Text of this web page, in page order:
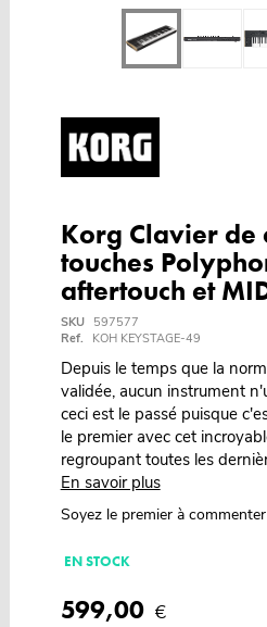
Korg Clavier de
touches
aftertouch et
SKU
597577
Ref.
KOH KEYSTAGE-49
Depuis le temps que la
validée, aucun instrument
ceci est le passé puisque
le premier avec cet
regroupant toutes les
En savoir plus
Soyez le premier à
EN STOCK
599,00 €